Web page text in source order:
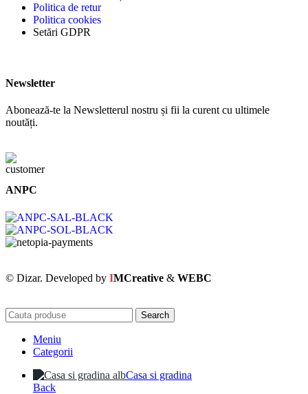
Politica de retur
Politica cookies
Setări GDPR
Newsletter
Abonează-te la Newsletterul nostru și fii la curent cu ultimele
noutăți.
ANPC
© Dizar. Developed by IMCreative & WEBC
Search
Meniu
Categorii
Casa si gradina
Back